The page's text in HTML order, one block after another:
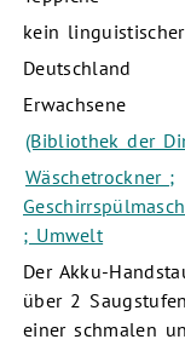
kein
Deutschland
Erwachsene
(Bibliothek der
Wäschetrockner ;
; Umwelt
Der Akku-
über 2
einer schmalen